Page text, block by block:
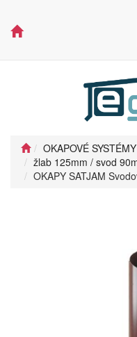
OKAPOVÉ SYSTÉMY
žlab 125mm / svod
OKAPY SATJAM